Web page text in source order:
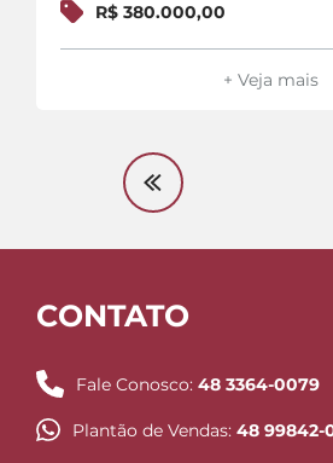
R$ 380.000,00
+ Veja mais
CONTATO
Fale Conosco: 48 3364-0079
Plantão de Vendas: 48 99842-